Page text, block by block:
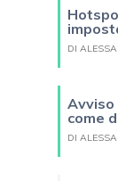
DI
Avviso
come
DI